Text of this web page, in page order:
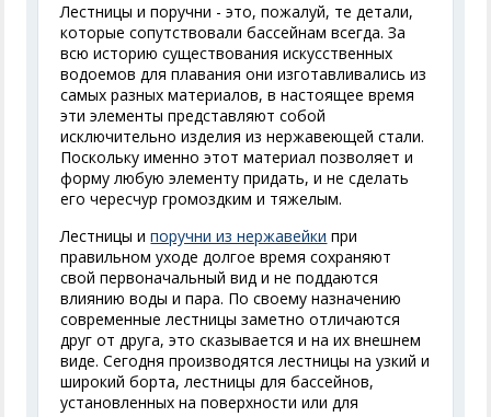
Лестницы и поручни - это, пожалуй, те детали,
которые сопутствовали бассейнам всегда. За
всю историю существования искусственных
водоемов для плавания они изготавливались из
самых разных материалов, в настоящее время
эти элементы представляют собой
исключительно изделия из нержавеющей стали.
Поскольку именно этот материал позволяет и
форму любую элементу придать, и не сделать
его чересчур громоздким и тяжелым.
Лестницы ипоручни из нержавейки при
правильном уходе долгое время сохраняют
свой первоначальный вид и не поддаются
влиянию воды и пара. По своему назначению
современные лестницы заметно отличаются
друг от друга, это сказывается и на их внешнем
виде. Сегодня производятся лестницы на узкий и
широкий борта, лестницы для бассейнов,
установленных на поверхности или для